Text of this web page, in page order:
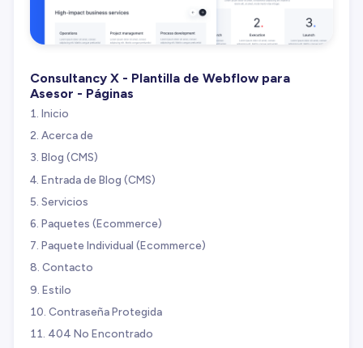
Consultancy X - Plantilla de Webflow para
Asesor - Páginas
Inicio
Acerca de
Blog (CMS)
Entrada de Blog (CMS)
Servicios
Paquetes (Ecommerce)
Paquete Individual (Ecommerce)
Contacto
Estilo
Contraseña Protegida
404 No Encontrado